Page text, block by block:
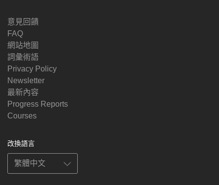
意見回饋
FAQ
網站地圖
詞彙術語
Privacy Policy
Newsletter
最新內容
Progress Reports
Courses
改換語言